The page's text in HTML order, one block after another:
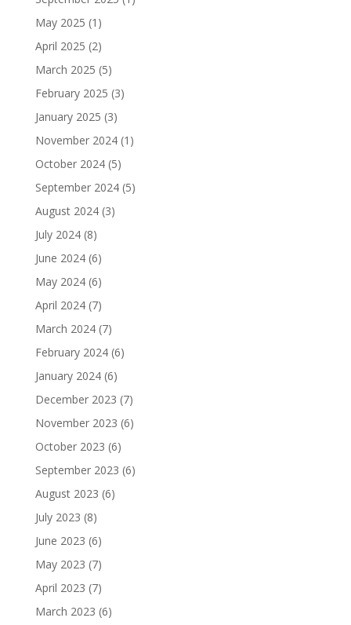
May 2025 (1)
April 2025 (2)
March 2025 (5)
February 2025 (3)
January 2025 (3)
November 2024(1)
October 2024(5)
September 2024(5)
August 2024(3)
July 2024(8)
June 2024(6)
May 2024(6)
April 2024(7)
March 2024(7)
February 2024(6)
January 2024(6)
December 2023 (7)
November 2023 (6)
October 2023 (6)
September 2023 (6)
August 2023 (6)
July 2023 (8)
June 2023 (6)
May 2023 (7)
April 2023 (7)
March 2023 (6)